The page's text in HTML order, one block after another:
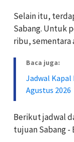
Selain itu,
Sabang. Untuk
ribu, sementara
Baca juga:
Jadwal Kapal
Agustus 2026
Berikut jadwal
tujuan Sabang -